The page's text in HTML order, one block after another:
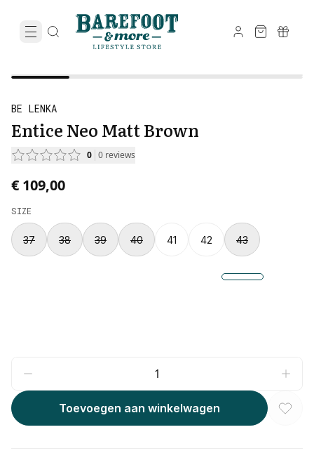
BE LENKA
Entice Neo Matt Brown
0 0 reviews
€ 109,00
SIZE
37 38 39 40 41 42 43
Toevoegen aan winkelwagen